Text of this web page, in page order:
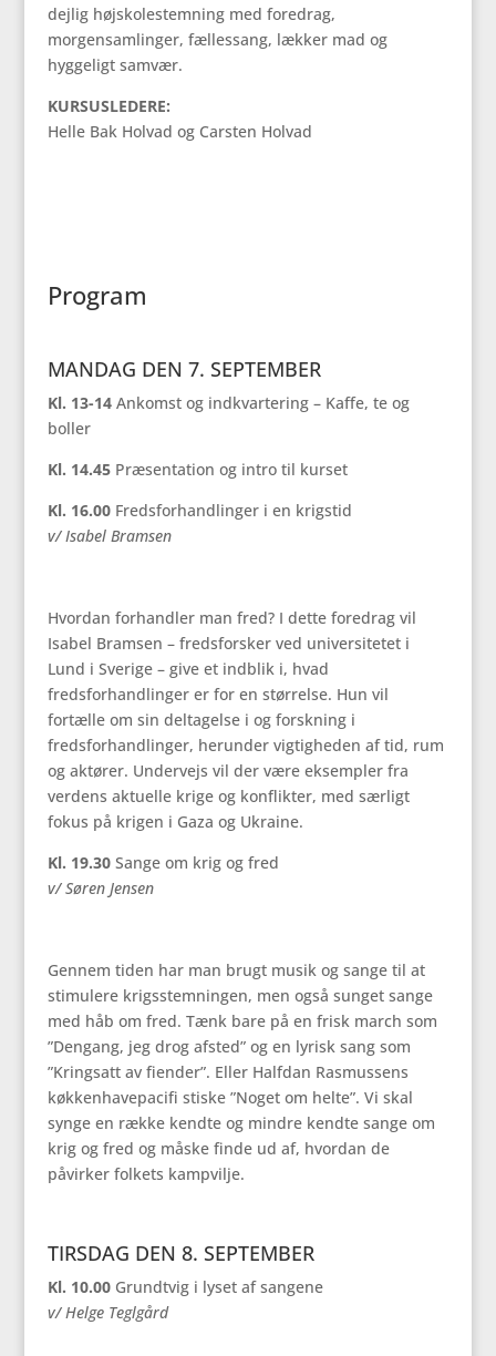
dejlig højskolestemning med foredrag,
morgensamlinger, fællessang, lækker mad og
hyggeligt samvær.
KURSUSLEDERE:
Helle Bak Holvad og Carsten Holvad
Program
MANDAG DEN 7. SEPTEMBER
Kl. 13-14Ankomst og indkvartering – Kaffe, te og
boller
Kl. 14.45Præsentation og intro til kurset
Kl. 16.00Fredsforhandlinger i en krigstid
v/ Isabel Bramsen
Hvordan forhandler man fred? I dette foredrag vil
Isabel Bramsen – fredsforsker ved universitetet i
Lund i Sverige – give et indblik i, hvad
fredsforhandlinger er for en størrelse. Hun vil
fortælle om sin deltagelse i og forskning i
fredsforhandlinger, herunder vigtigheden af tid, rum
og aktører. Undervejs vil der være eksempler fra
verdens aktuelle krige og konflikter, med særligt
fokus på krigen i Gaza og Ukraine.
Kl. 19.30Sange om krig og fred
v/ Søren Jensen
Gennem tiden har man brugt musik og sange til at
stimulere krigsstemningen, men også sunget sange
med håb om fred. Tænk bare på en frisk march som
”Dengang, jeg drog afsted” og en lyrisk sang som
”Kringsatt av fiender”. Eller Halfdan Rasmussens
køkkenhavepacifi stiske ”Noget om helte”. Vi skal
synge en række kendte og mindre kendte sange om
krig og fred og måske finde ud af, hvordan de
påvirker folkets kampvilje.
TIRSDAG DEN 8. SEPTEMBER
Kl. 10.00Grundtvig i lyset af sangene
v/ Helge Teglgård